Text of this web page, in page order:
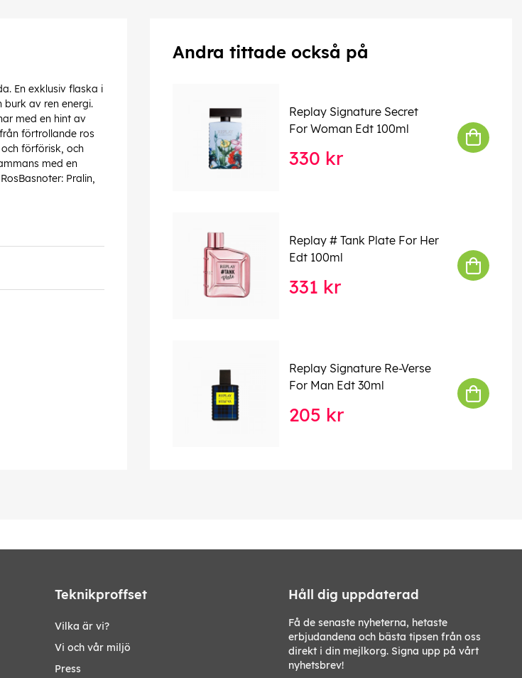
En exklusiv flaska i
av ren energi.
med en hint av
förtrollande ros
förförisk, och
med en
Pralin,
Andra tittade också på
Replay Signature Secret
For Woman Edt 100ml
330 kr
Replay # Tank Plate For Her
Edt 100ml
331 kr
Replay Signature Re-Verse
For Man Edt 30ml
205 kr
Teknikproffset
Vilka är vi?
Vi och vår miljö
Press
Håll dig uppdaterad
Få de senaste nyheterna, hetaste
erbjudandena och bästa tipsen från oss
direkt i din mejlkorg. Signa upp på vårt
nyhetsbrev!